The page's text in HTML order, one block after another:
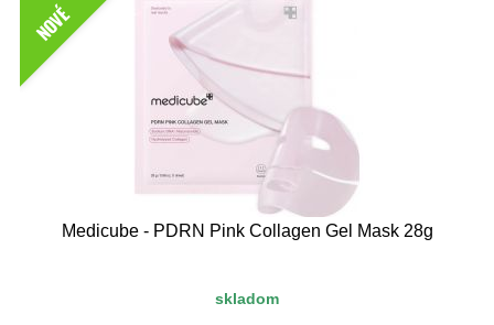
NOVÉ
Medicube - PDRN Pink Collagen Gel Mask 28g
skladom